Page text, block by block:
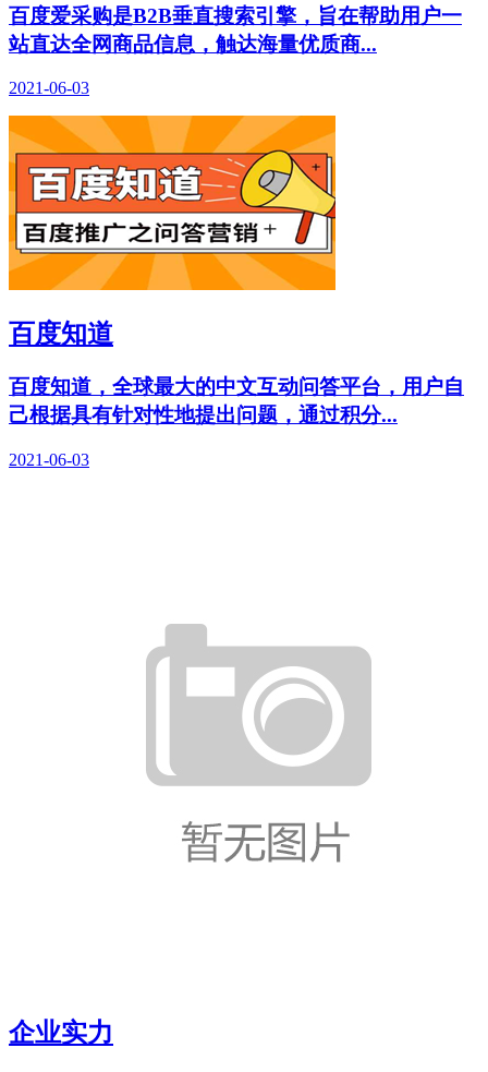
百度爱采购是B2B垂直搜索引擎，旨在帮助用户一
站直达全网商品信息，触达海量优质商...
2021-06-03
百度知道
百度知道，全球最大的中文互动问答平台，用户自
己根据具有针对性地提出问题，通过积分...
2021-06-03
企业实力